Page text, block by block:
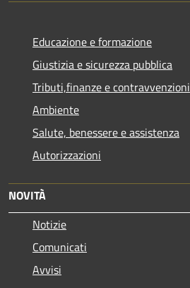
Educazione e formazione
Giustizia e sicurezza pubblica
Tributi,finanze e contravvenzioni
Ambiente
Salute, benessere e assistenza
Autorizzazioni
NOVITÀ
Notizie
Comunicati
Avvisi